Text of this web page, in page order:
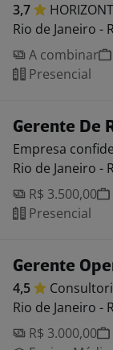
3,7
Rio de Janeiro -
A combinar
Presencial
Gerente De
Empresa
Rio de Janeiro -
R$ 3.500,00
Presencial
Gerente
4,5
Rio de Janeiro -
R$ 3.000,00